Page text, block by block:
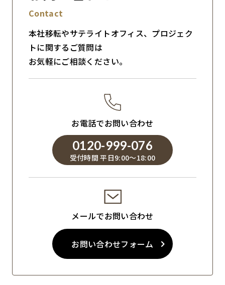
Contact
本社移転やサテライトオフィス、プロジェク
トに関するご質問は
お気軽にご相談ください。
お電話でお問い合わせ
0120-999-076
受付時間 平日9:00～18:00
メールでお問い合わせ
お問い合わせフォーム